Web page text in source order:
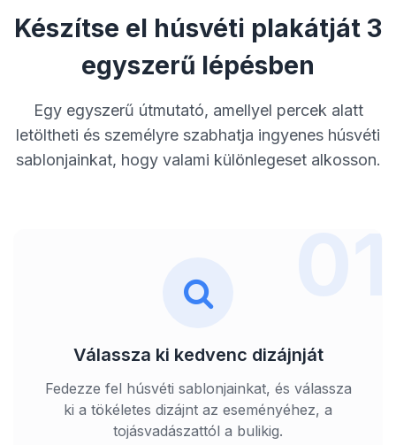
Készítse el húsvéti plakátját 3
egyszerű lépésben
Egy egyszerű útmutató, amellyel percek alatt
letöltheti és személyre szabhatja ingyenes húsvéti
sablonjainkat, hogy valami különlegeset alkosson.
Válassza ki kedvenc dizájnját
Fedezze fel húsvéti sablonjainkat, és válassza
ki a tökéletes dizájnt az eseményéhez, a
tojásvadászattól a bulikig.